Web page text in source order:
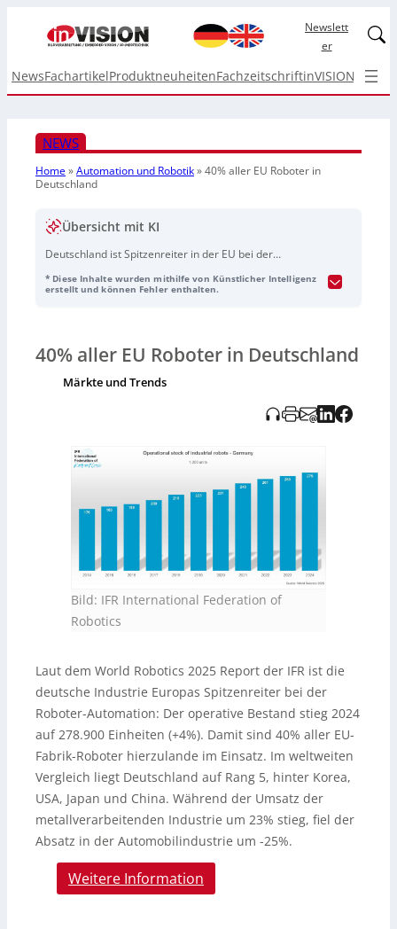
Newslett
er
NewsFachartikelProduktneuheitenFachzeitschriftinVISION Top
NEWS
Home»Automation und Robotik»40% aller EU Roboter in
Deutschland
Übersicht mit KI
Deutschland ist Spitzenreiter in der EU bei der
Fabrikroboter dort im Einsatz sind. Der operative
metallverarbeitende Industrie einen Umsatzanstieg von
Automobilindustrie um 25 Prozent.
* Diese Inhalte wurden mithilfe von Künstlicher Intelligenz
erstellt und können Fehler enthalten.
40% aller EU Roboter in Deutschland
Märkte und Trends
Bild: IFR International Federation of
Robotics
Laut dem World Robotics 2025 Report der IFR ist die
deutsche Industrie Europas Spitzenreiter bei der
Roboter-Automation: Der operative Bestand stieg 2024
auf 278.900 Einheiten (+4%). Damit sind 40% aller EU-
Fabrik-Roboter hierzulande im Einsatz. Im weltweiten
Vergleich liegt Deutschland auf Rang 5, hinter Korea,
USA, Japan und China. Während der Umsatz der
metallverarbeitenden Industrie um 23% stieg, fiel der
Absatz in der Automobilindustrie um -25%.
Weitere Information